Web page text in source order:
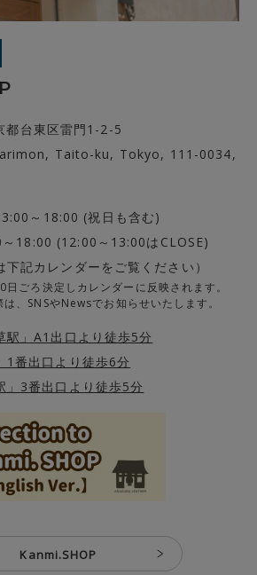
台東区雷門1-2-5
Taito-ku, Tokyo, 111-0034,
～18:00 (祝日も含む)
～18:00 (12:00～13:00はCLOSE)
記カレンダーをご覧ください）
ごろ決定しカレンダーに反映されます。
、SNSやNewsでお知らせいたします。
駅」A1出口より徒歩5分
1番出口より徒歩6分
」3番出口より徒歩5分
Kanmi.SHOP